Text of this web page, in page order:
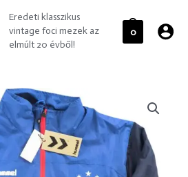
Eredeti klasszikus
vintage foci mezek az
elmúlt 20 évből!
0